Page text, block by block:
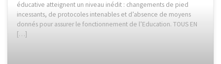
éducative atteignent un niveau inédit : changements de pied
incessants, de protocoles intenables et d’absence de moyens
donnés pour assurer le fonctionnement de l’Education. TOUS EN
[…]